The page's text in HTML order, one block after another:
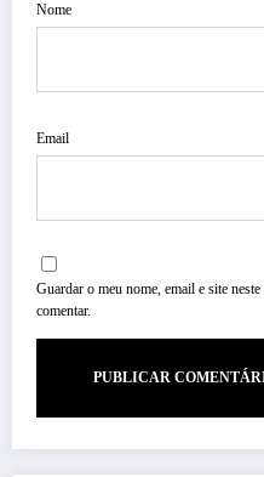
Nome
Email
Guardar o meu nome, email e site
comentar.